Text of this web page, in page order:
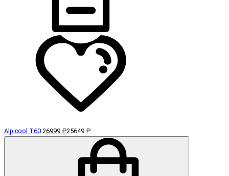
Alpicool T60 26999 ₽25649 ₽